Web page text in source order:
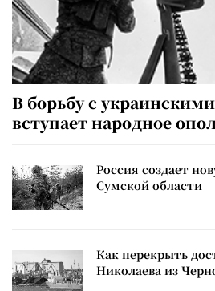
В борьбу с
вступает народное
Россия создает
Сумской области
Как перекрыть
Николаева из